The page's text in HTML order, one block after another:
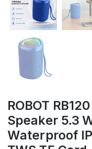
ROBOT
Speaker 5.3
Waterproof